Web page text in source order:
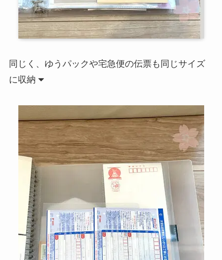
同じく、ゆうパックや宅急便の伝票も同じサイズ
に収納